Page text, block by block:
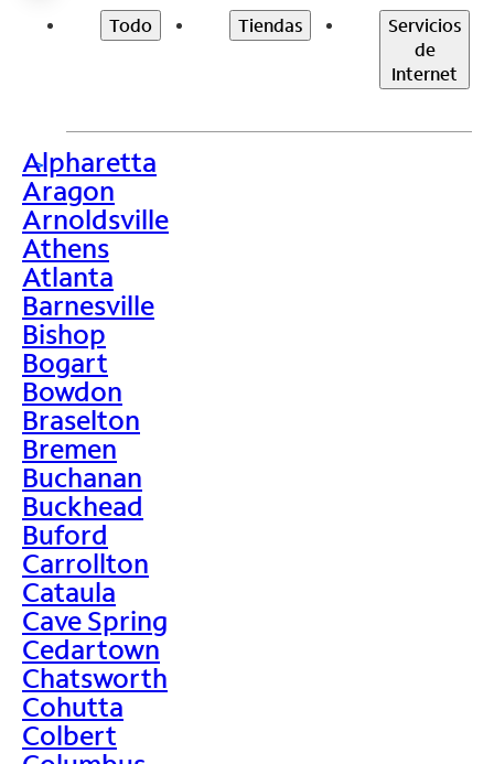
Todo Tiendas
Servicios
de
Internet
>
Alpharetta
Aragon
Arnoldsville
Athens
Atlanta
Barnesville
Bishop
Bogart
Bowdon
Braselton
Bremen
Buchanan
Buckhead
Buford
Carrollton
Cataula
Cave Spring
Cedartown
Chatsworth
Cohutta
Colbert